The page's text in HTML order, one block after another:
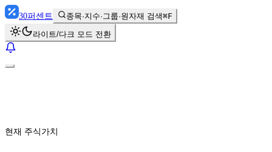
30퍼센트 종목·지수·그룹·원자재 검색⌘F
라이트/다크 모드 전환
현재 주식가치